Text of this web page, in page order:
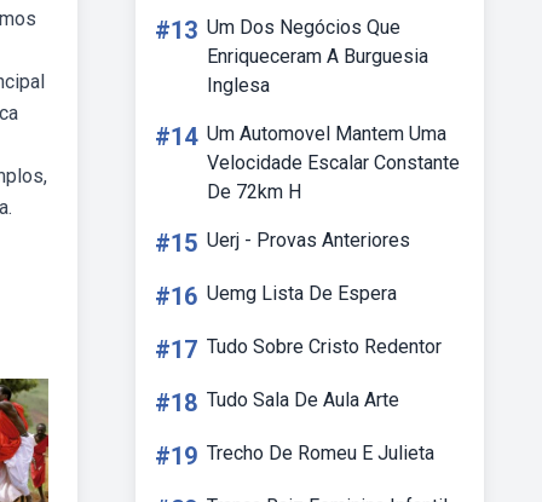
#13 Um Dos Negócios Que
Enriqueceram A Burguesia
Inglesa
#14 Um Automovel Mantem Uma
Velocidade Escalar Constante
De 72km H
#15 Uerj - Provas Anteriores
#16 Uemg Lista De Espera
#17 Tudo Sobre Cristo Redentor
#18 Tudo Sala De Aula Arte
#19 Trecho De Romeu E Julieta